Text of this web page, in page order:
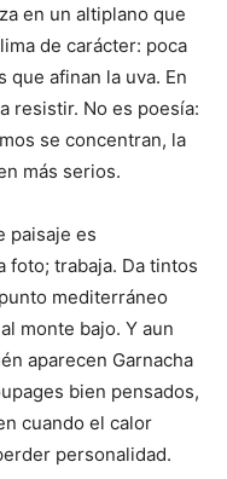
en un altiplano que
de carácter: poca
que afinan la uva. En
resistir. No es poesía:
se concentran, la
más serios.
paisaje es
foto; trabaja. Da tintos
mediterráneo
monte bajo. Y aun
aparecen Garnacha
bien pensados,
cuando el calor
personalidad.